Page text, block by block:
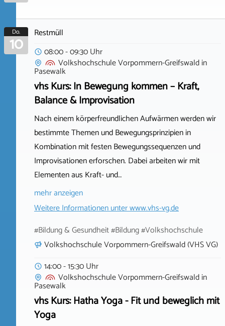
Do.
10
Restmüll
08:00 - 09:30 Uhr
Volkshochschule Vorpommern-Greifswaldin
Pasewalk
vhs Kurs: In Bewegung kommen – Kraft,
Balance & Improvisation
Nach einem körperfreundlichen Aufwärmen werden wir
bestimmte Themen und Bewegungsprinzipien in
Kombination mit festen Bewegungssequenzen und
Improvisationen erforschen. Dabei arbeiten wir mit
Elementen aus Kraft- und…
mehr anzeigen
Weitere Informationen unterwww.vhs-vg.de
#Bildung & Gesundheit #Bildung #Volkshochschule
Volkshochschule Vorpommern-Greifswald (VHS VG)
14:00 - 15:30 Uhr
Volkshochschule Vorpommern-Greifswaldin
Pasewalk
vhs Kurs: Hatha Yoga - Fit und beweglich mit
Yoga